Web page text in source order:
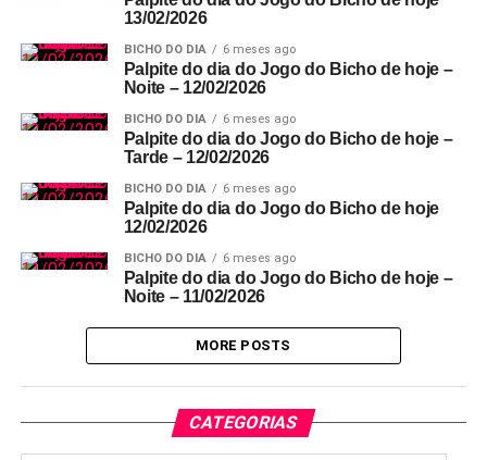
13/02/2026
BICHO DO DIA 6 meses ago
Palpite do dia do Jogo do Bicho de hoje –
Noite – 12/02/2026
BICHO DO DIA 6 meses ago
Palpite do dia do Jogo do Bicho de hoje –
Tarde – 12/02/2026
BICHO DO DIA 6 meses ago
Palpite do dia do Jogo do Bicho de hoje
12/02/2026
BICHO DO DIA 6 meses ago
Palpite do dia do Jogo do Bicho de hoje –
Noite – 11/02/2026
MORE POSTS
CATEGORIAS